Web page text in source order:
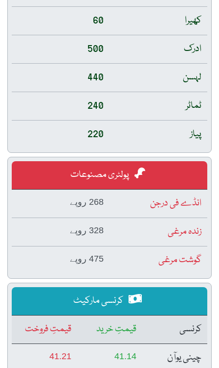
کھیرا
60
ادرک
500
لہسن
440
ٹماٹر
240
پیاز
220
پولٹری مصنوعات
انڈے فی درجن
268 روپے
زندہ مرغی 328 روپے
گوشت مرغی 475 روپے
کرنسی مارکیٹ
کرنسی
قیمتِ خرید
قیمتِ فروخت
چینی یوآن
41.14
41.21